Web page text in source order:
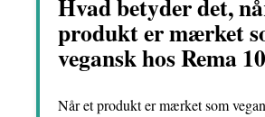
Hvad betyder det,
produkt er mærket
vegansk hos Rema
Når et produkt er mærket som